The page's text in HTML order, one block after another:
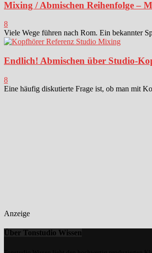
Mixing / Abmischen Reihenfolge –
8
Viele Wege führen nach Rom. Ein bekannter
Endlich! Abmischen über Studio-
8
Eine häufig diskutierte Frage ist, ob man mit
Anzeige
Über Tonstudio Wissen